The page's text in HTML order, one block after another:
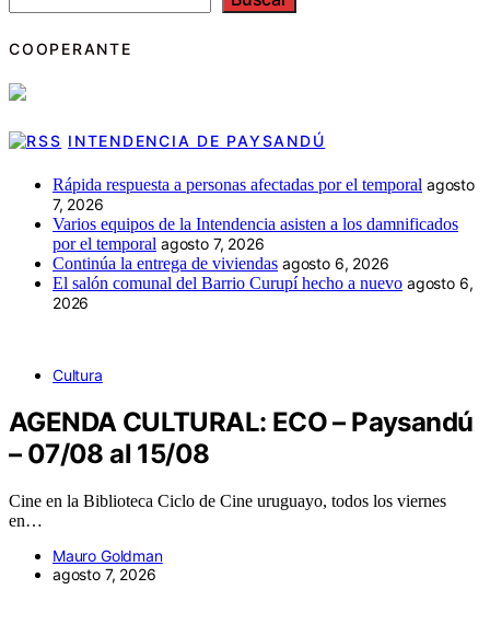
COOPERANTE
INTENDENCIA DE PAYSANDÚ
Rápida respuesta a personas afectadas por el temporal agosto
7, 2026
Varios equipos de la Intendencia asisten a los damnificados
por el temporal agosto 7, 2026
Continúa la entrega de viviendas agosto 6, 2026
El salón comunal del Barrio Curupí hecho a nuevo agosto 6,
2026
Cultura
AGENDA CULTURAL: ECO – Paysandú
– 07/08 al 15/08
Cine en la Biblioteca Ciclo de Cine uruguayo, todos los viernes
en…
Mauro Goldman
agosto 7, 2026